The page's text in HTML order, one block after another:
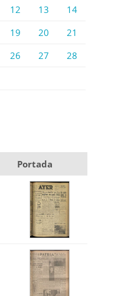
12 13
14
19 20
21
26 27
28
Portada